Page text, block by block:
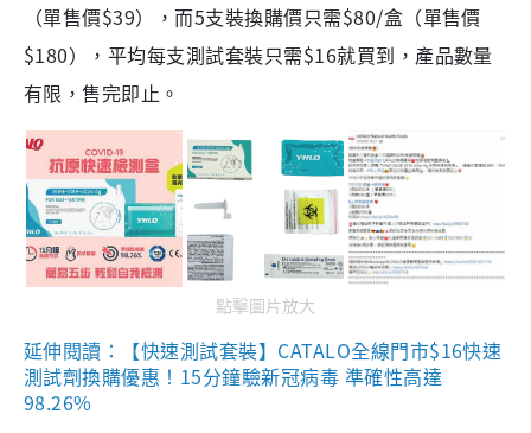
（單售價$39），而5支裝換購價只需$80/盒（單售價
$180），平均每支測試套裝只需$16就買到，產品數量
有限，售完即止。
點擊圖片放大
延伸閱讀：【快速測試套裝】CATALO全線門市$16快速
測試劑換購優惠！15分鐘驗新冠病毒 準確性高達
98.26%